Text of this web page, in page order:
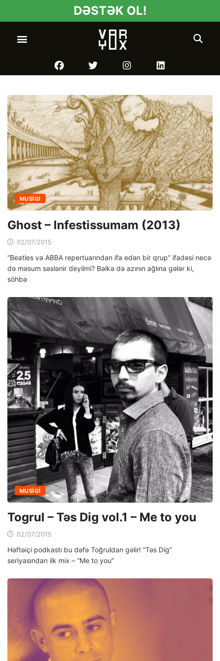
DƏSTƏK OL!
MUSIQI
Ghost – Infestissumam (2013)
02/07/2015
“Beatles və ABBA repertuarından ifa edən bir qrup” ifadəsi necə
də məsum səslənir deyilmi? Bəlkə də azının ağlına gələr ki,
söhbə
MUSIQI
Togrul – Təs Dig vol.1 – Me to you
02/07/2015
Həftəiçi podkastı bu dəfə Toğruldan gəlir! “Təs Dig”
seriyasından ilk mix – “Me to you”